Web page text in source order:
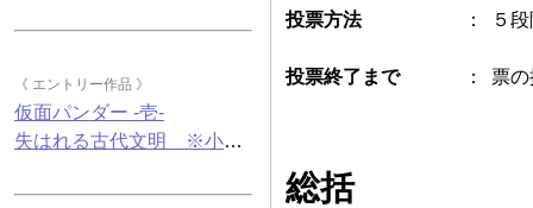
《 エントリー作品 》
仮面パンダー -壱-
失はれる古代文明 ※小麦・蕎麦と共通の設備で製造しています
投票方法 ： ５
投票終了まで ： 票
総括